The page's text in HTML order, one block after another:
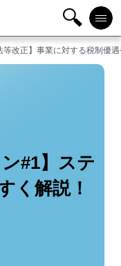
検
索
メニ
ュー
等改正】事業に対する税制優
#1】ステ
く解説！